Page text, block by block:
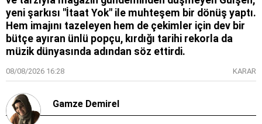
yeni şarkısı "İtaat Yok" ile muhteşem bir dönüş yaptı.
Hem imajını tazeleyen hem de çekimler için dev bir
bütçe ayıran ünlü popçu, kırdığı tarihi rekorla da
müzik dünyasında adından söz ettirdi.
08/08/2026 16:28 KARAR
Gamze Demirel